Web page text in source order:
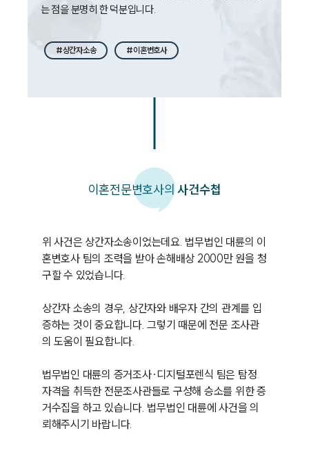
는 점을 분명히 한 덕분입니다.
#상간자소송 #이혼변호사
이혼전문변호사의사건수첩
위 사건은 상간자소송이었는데요. 법무법인 대륜의 이
혼변호사 팀의 조력을 받아 손해배상 2000만 원을 청
구할 수 있었습니다.
상간자 소송의 경우, 상간자와 배우자 간의 관계를 입
증하는 것이 중요합니다. 그렇기 때문에 전문 조사관
의 도움이 필요합니다.
법무법인 대륜의 증거조사·디지털포렌식 팀은 탐정
자격을 취득한 전문조사관들로 구성해 승소를 위한 증
거수집을 하고 있습니다. 법무법인 대륜에 사건을 의
뢰해주시기 바랍니다.